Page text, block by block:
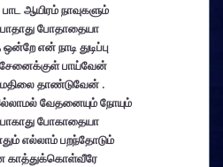
ஆயிரம் நாவுகளும்
போதாதையா
என் நாடி துடிப்பு
சேனைக்குள் பாய்வேன்
மதிலை தாண்டுவேன் .
வேதனையும் நோயும்
போகாதையா
எல்லாம் பறந்தோடும்
காத்துக்கொள்வீரே